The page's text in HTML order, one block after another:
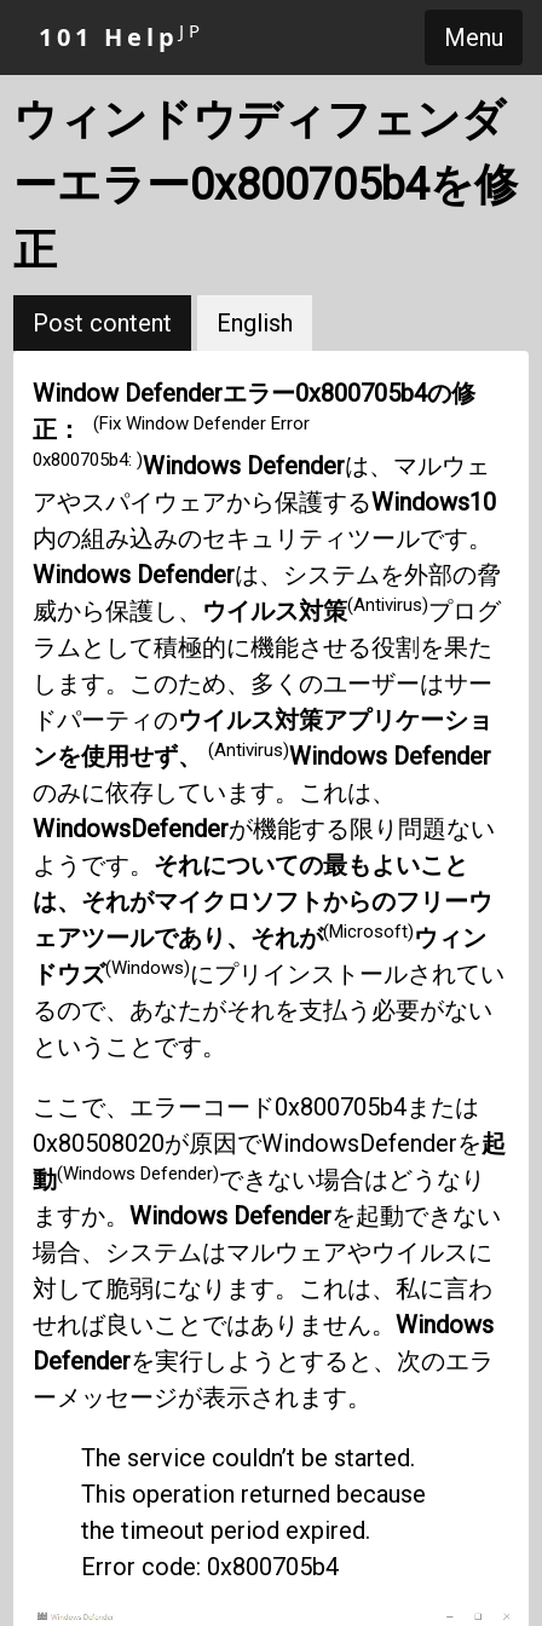
Menu
101 HelpJP
ウィンドウディフェンダ
ーエラー0x800705b4を修
正
Post content English
Window Defenderエラー0x800705b4の修
正：(Fix Window Defender Error
0x800705b4: )Windows Defenderは、マルウェ
アやスパイウェアから保護するWindows10
内の組み込みのセキュリティツールです。
Windows Defenderは、システムを外部の脅
威から保護し、 ウイルス対策(Antivirus)プログ
ラムとして積極的に機能させる役割を果た
します。このため、多くのユーザーはサー
ドパーティのウイルス対策アプリケーショ
ンを使用せず、(Antivirus)Windows Defender
のみに依存しています。これは、
WindowsDefenderが機能する限り問題ない
ようです。 それについての最もよいこと
は、それがマイクロソフトからのフリーウ
ェアツールであり、それが(Microsoft)ウィン
ドウズ(Windows)にプリインストールされてい
るので、あなたがそれを支払う必要がない
ということです。
ここで、エラーコード0x800705b4または
0x80508020が原因でWindowsDefenderを起
動(Windows Defender)できない場合はどうなり
ますか。Windows Defenderを起動できない
場合、システムはマルウェアやウイルスに
対して脆弱になります。これは、私に言わ
せれば良いことではありません。Windows
Defenderを実行しようとすると、次のエラ
ーメッセージが表示されます。
The service couldn’t be started.
This operation returned because
the timeout period expired.
Error code: 0x800705b4